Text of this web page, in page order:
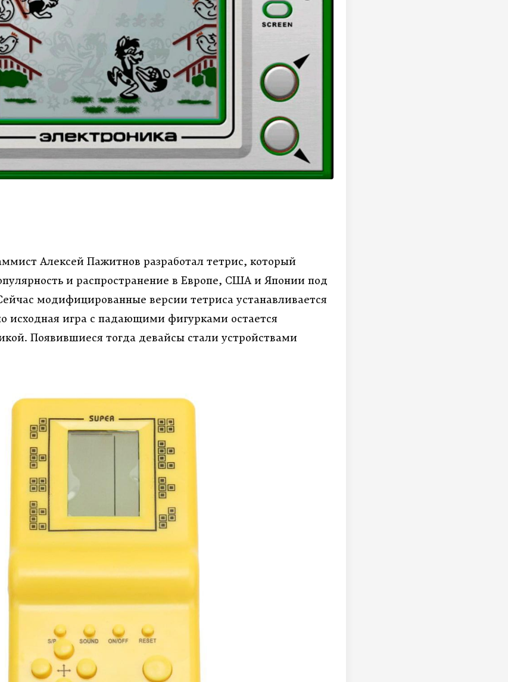
Алексей Пажитнов разработал тетрис, который
и распространение в Европе, США и Японии под
модифицированные версии тетриса устанавливается
исходная игра с падающими фигурками остается
Появившиеся тогда девайсы стали устройствами